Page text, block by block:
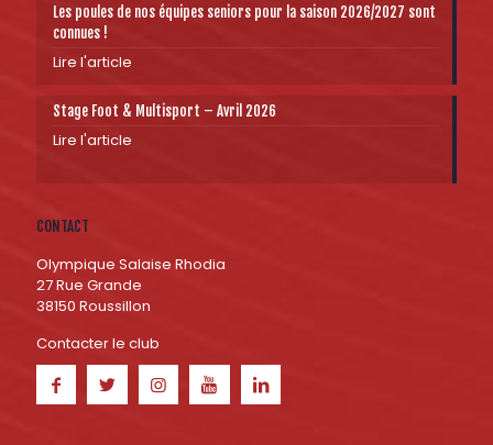
Les poules de nos équipes seniors pour la saison 2026/2027 sont
connues !
Lire l'article
Stage Foot & Multisport – Avril 2026
Lire l'article
CONTACT
Olympique Salaise Rhodia
27 Rue Grande
38150 Roussillon
Contacter le club